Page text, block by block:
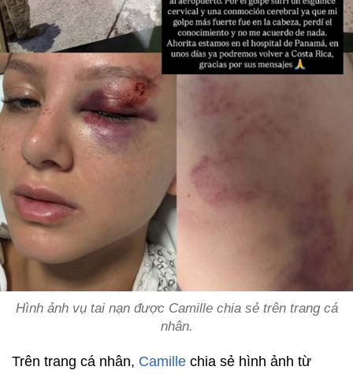
Hình ảnh vụ tai nạn được Camille chia sẻ trên trang cá
nhân.
Trên trang cá nhân, Camille chia sẻ hình ảnh từ